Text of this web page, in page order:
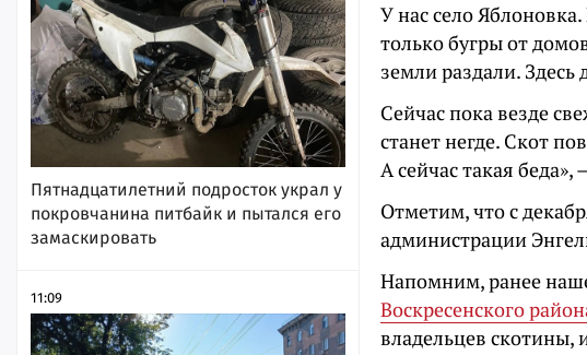
Пятнадцатилетний подросток украл у
покровчанина питбайк и пытался его
замаскировать
11:09
У нас село
только бугры от
земли раздали. Здесь
Сейчас пока везде
станет негде. Скот
А сейчас такая
Отметим, что с
администрации
Напомним, ранее
Воскресенского
владельцев скотины,